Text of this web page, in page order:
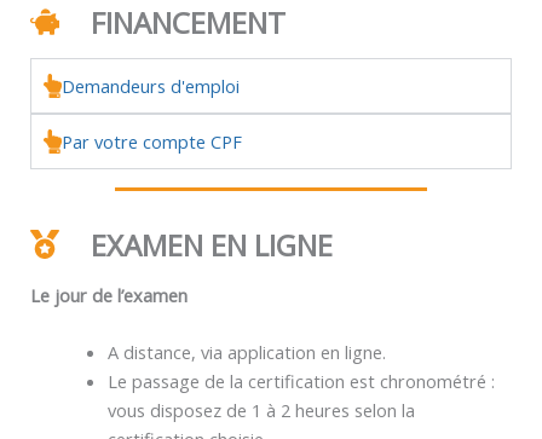
FINANCEMENT
Demandeurs d'emploi
Par votre compte CPF
EXAMEN EN LIGNE
Le jour de l’examen
A distance, via application en ligne.
Le passage de la certification est chronométré :
vous disposez de 1 à 2 heures selon la